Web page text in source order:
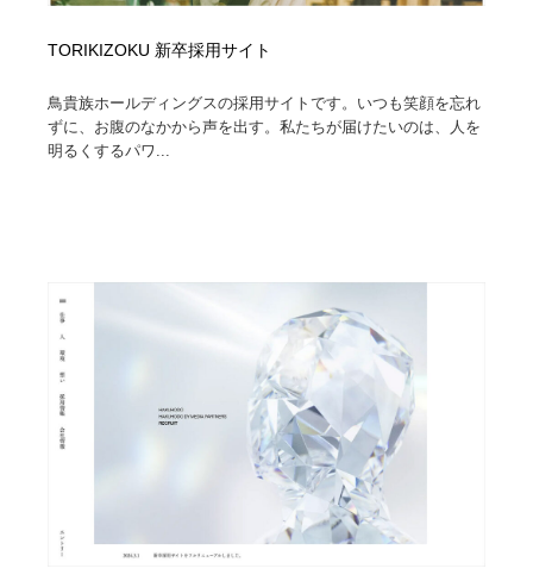
TORIKIZOKU 新卒採用サイト
鳥貴族ホールディングスの採用サイトです。いつも笑顔を忘れ
ずに、お腹のなかから声を出す。私たちが届けたいのは、人を
明るくするパワ...